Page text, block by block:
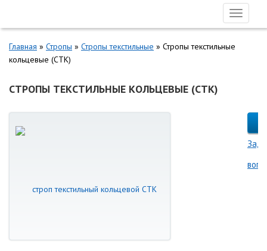
Toggle
Главная » Стропы » Стропы текстильные » Стропы текстильные
кольцевые (СТК)
СТРОПЫ ТЕКСТИЛЬНЫЕ КОЛЬЦЕВЫЕ (СТК)